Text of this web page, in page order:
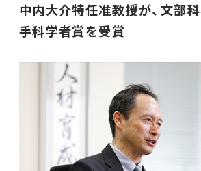
中内大介特任准教授が、文部
手科学者賞を受賞